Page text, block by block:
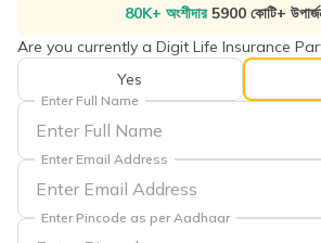
80K+ অংশীদার 5900 কোটি+
Are you currently a Digit Life Insurance
Yes
Enter Full Name
Enter Email Address
Enter Pincode as per Aadhaar